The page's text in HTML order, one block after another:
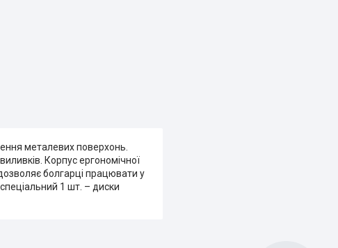
металевих поверхонь.
Корпус ергономічної
болгарці працювати у
1 шт. – диски